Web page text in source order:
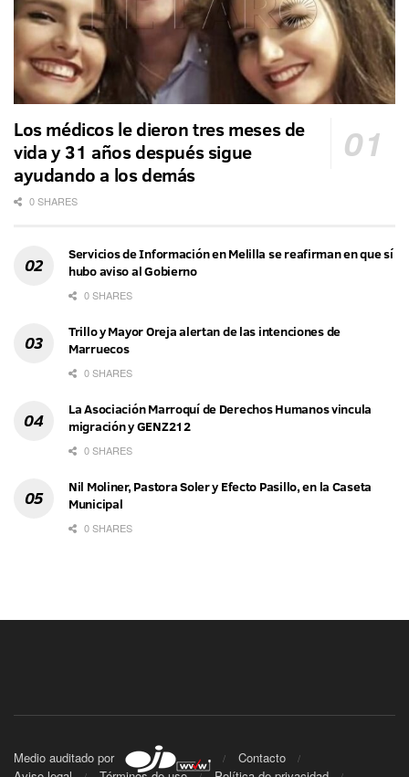
Los médicos le dieron tres meses de
vida y 31 años después sigue
ayudando a los demás
0 SHARES
Servicios de Información en Melilla se reafirman en que sí
hubo aviso al Gobierno
0 SHARES
Trillo y Mayor Oreja alertan de las intenciones de
Marruecos
0 SHARES
La Asociación Marroquí de Derechos Humanos vincula
migración y GENZ212
0 SHARES
Nil Moliner, Pastora Soler y Efecto Pasillo, en la Caseta
Municipal
0 SHARES
Medio auditado por
Contacto